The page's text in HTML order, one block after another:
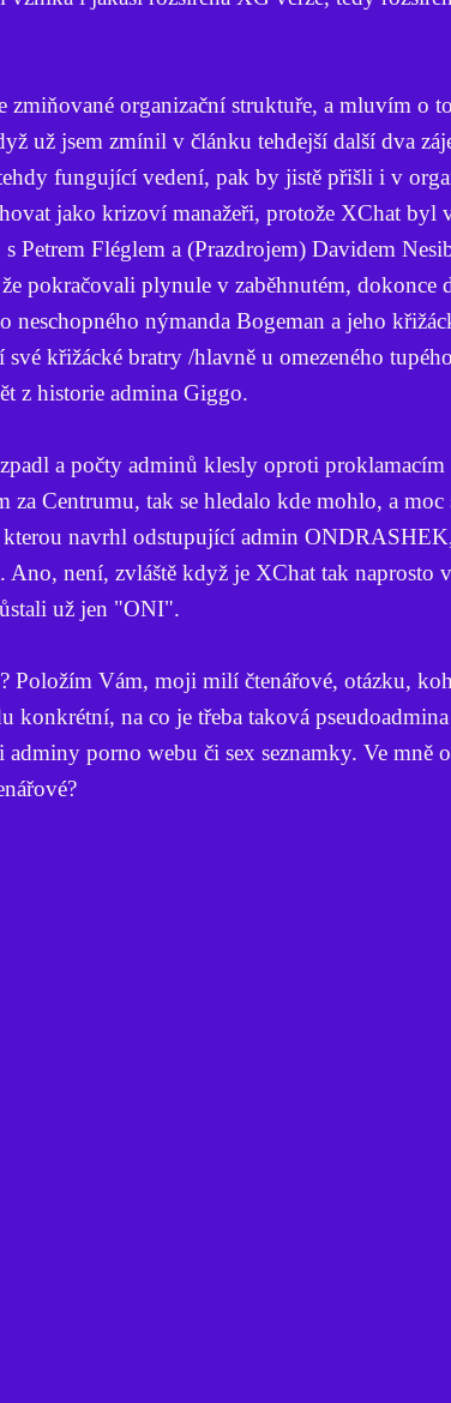
zmiňované organizační struktuře, a mluvím o
už jsem zmínil v článku tehdejší další dva
fungující vedení, pak by jistě přišli i v
jako krizoví manažeři, protože XChat byl
Petrem Fléglem a (Prazdrojem) Davidem
pokračovali plynule v zaběhnutém, dokonce
nýmanda Bogeman a jeho
křižácké bratry /hlavně u omezeného
z historie admina Giggo.
a počty adminů klesly oproti
Centrumu, tak se hledalo kde mohlo, a moc
navrhl odstupující admin
není, zvláště když je XChat tak naprosto
už jen "ONI".
Položím Vám, moji milí čtenářové, otázku,
konkrétní, na co je třeba taková
porno webu či sex seznamky. Ve mně